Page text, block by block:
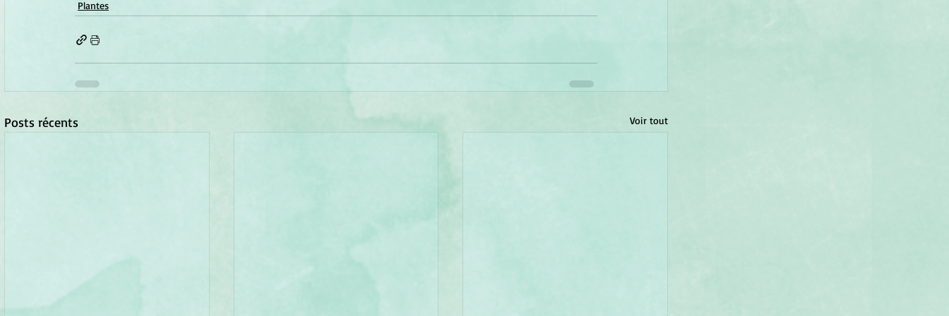
Plantes
Posts récents Voir tout